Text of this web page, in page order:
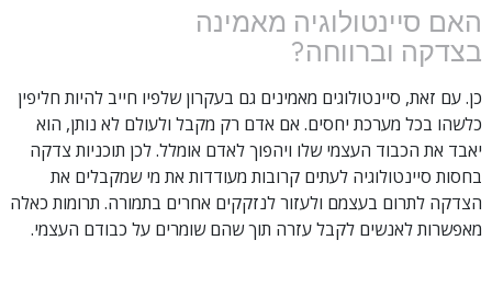
האם סיינטולוגיה מאמינה
בצדקה וברווחה?
כן. עם זאת, סיינטולוגים מאמינים גם בעקרון שלפיו חייב להיות חליפין
כלשהו בכל מערכת יחסים. אם אדם רק מקבל ולעולם לא נותן, הוא
יאבד את הכבוד העצמי שלו ויהפוך לאדם אומלל. לכן תוכניות צדקה
בחסות סיינטולוגיה לעתים קרובות מעודדות את מי שמקבלים את
הצדקה לתרום בעצמם ולעזור לנזקקים אחרים בתמורה. תרומות כאלה
מאפשרות לאנשים לקבל עזרה תוך שהם שומרים על כבודם העצמי.